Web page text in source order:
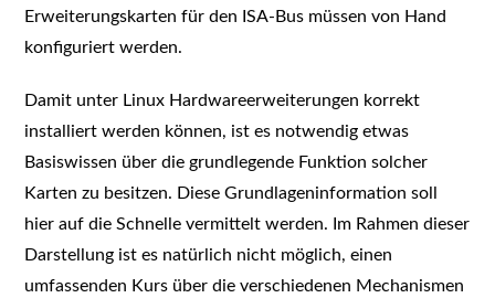
Erweiterungskarten für den ISA-Bus müssen von Hand
konfiguriert werden.
Damit unter Linux Hardwareerweiterungen korrekt
installiert werden können, ist es notwendig etwas
Basiswissen über die grundlegende Funktion solcher
Karten zu besitzen. Diese Grundlageninformation soll
hier auf die Schnelle vermittelt werden. Im Rahmen dieser
Darstellung ist es natürlich nicht möglich, einen
umfassenden Kurs über die verschiedenen Mechanismen